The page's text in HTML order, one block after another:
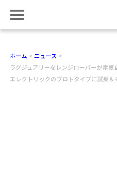
ホーム
ニュース
ラグジュアリーなレンジローバーが電
エレクトリックのプロトタイプに試乗＆